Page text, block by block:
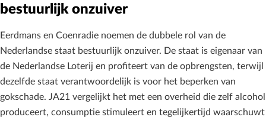
bestuurlijk onzuiver
Eerdmans en Coenradie noemen de dubbele rol van de
Nederlandse staat bestuurlijk onzuiver. De staat is eigenaar van
de Nederlandse Loterij en profiteert van de opbrengsten, terwijl
dezelfde staat verantwoordelijk is voor het beperken van
gokschade. JA21 vergelijkt het met een overheid die zelf alcohol
produceert, consumptie stimuleert en tegelijkertijd waarschuwt